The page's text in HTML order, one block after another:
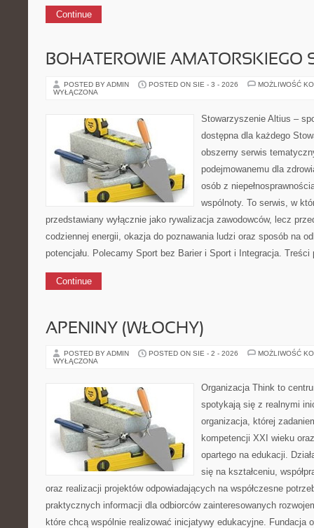
Continue
BOHATEROWIE AMATORSKIEGO
POSTED BY ADMIN POSTED ON SIE - 3 - 2026
MOŻLIWOŚĆ
WYŁĄCZONA
Stowarzyszenie Altius –
dostępna dla każdego
obszerny serwis
podejmowanemu dla
osób z
wspólnoty. To serwis, w
przedstawiany wyłącznie jako rywalizacja zawodowców, lecz
codziennej energii, okazja do poznawania ludzi oraz sposób na
potencjału. Polecamy Sport bez Barier i Sport i Integracja.
Continue
APENINY (WŁOCHY)
POSTED BY ADMIN POSTED ON SIE - 2 - 2026
MOŻLIWOŚĆ
WYŁĄCZONA
Organizacja Think to
spotykają się z realnymi
organizacja, której
kompetencji XXI wieku
opartego na edukacji.
się na kształceniu,
oraz realizacji projektów odpowiadających na współczesne
praktycznych informacji dla odbiorców zainteresowanych
które chcą wspólnie realizować inicjatywy edukacyjne. Fundacja